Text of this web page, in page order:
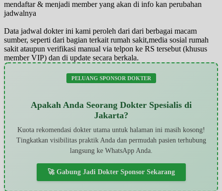
mendaftar & menjadi member yang akan di info kan perubahan
jadwalnya
Data jadwal dokter ini kami peroleh dari dari berbagai macam
sumber, seperti dari bagian terkait rumah sakit,media sosial rumah
sakit ataupun verifikasi manual via telpon ke RS tersebut (khusus
member VIP) dan di update secara berkala.
PELUANG SPONSOR DOKTER
Apakah Anda Seorang Dokter Spesialis di
Jakarta?
Kuota rekomendasi dokter utama untuk halaman ini masih kosong!
Tingkatkan visibilitas praktik Anda dan permudah pasien terhubung
langsung ke WhatsApp Anda.
🚀 Gabung Jadi Dokter Sponsor Sekarang